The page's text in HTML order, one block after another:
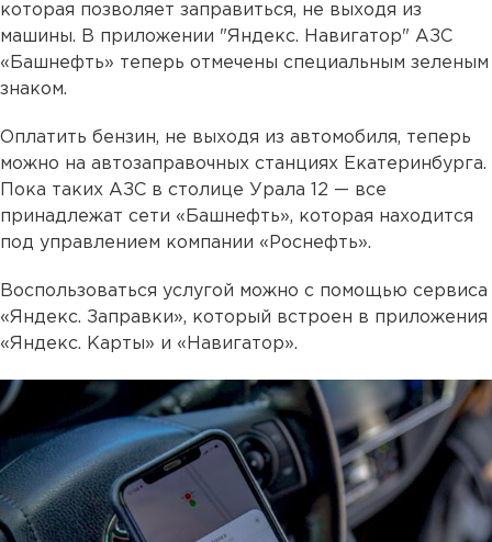
которая позволяет заправиться, не выходя из
машины. В приложении "Яндекс. Навигатор" АЗС
«Башнефть» теперь отмечены специальным зеленым
знаком.
Оплатить бензин, не выходя из автомобиля, теперь
можно на автозаправочных станциях Екатеринбурга.
Пока таких АЗС в столице Урала 12 — все
принадлежат сети «Башнефть», которая находится
под управлением компании «Роснефть».
Воспользоваться услугой можно с помощью сервиса
«Яндекс. Заправки», который встроен в приложения
«Яндекс. Карты» и «Навигатор».